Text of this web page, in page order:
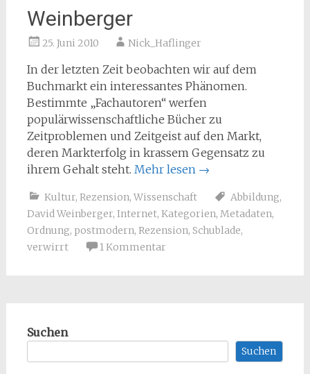
Weinberger
25. Juni 2010 Nick_Haflinger
In der letzten Zeit beobachten wir auf dem
Buchmarkt ein interessantes Phänomen.
Bestimmte „Fachautoren“ werfen
populärwissenschaftliche Bücher zu
Zeitproblemen und Zeitgeist auf den Markt,
deren Markterfolg in krassem Gegensatz zu
ihrem Gehalt steht. Mehr lesen →
Kultur, Rezension, Wissenschaft Abbildung,
David Weinberger, Internet, Kategorien, Metadaten,
Ordnung, postmodern, Rezension, Schublade,
verwirrt
1 Kommentar
Suchen
Suchen